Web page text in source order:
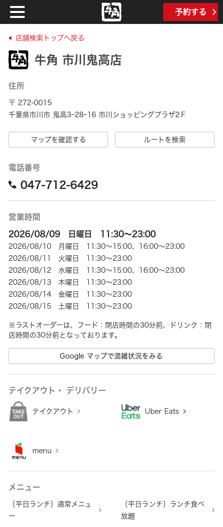
予約する
店舗検索トップへ戻る
牛角 市川鬼高店
住所
〒 272-0015
千葉県市川市 鬼高3ｰ28ｰ16 市川ショッピングプラザ2Ｆ
マップを確認する ルートを検索
電話番号
047-712-6429
営業時間
2026/08/09 日曜日 11:30～23:00
2026/08/10 月曜日 11:30～15:00、16:00～23:00
2026/08/11 火曜日 11:30～23:00
2026/08/12 水曜日 11:30～15:00、16:00～23:00
2026/08/13 木曜日 11:30～23:00
2026/08/14 金曜日 11:30～23:00
2026/08/15 土曜日 11:30～23:00
※ラストオーダーは、フード：閉店時間の30分前、ドリンク：閉
Google マップで混雑状況をみる
テイクアウト・ デリバリー
テイクアウト Uber Eats
menu
メニュー
〔平日ランチ〕通常メニュ
ー
〔平日ランチ〕ランチ食べ
放題